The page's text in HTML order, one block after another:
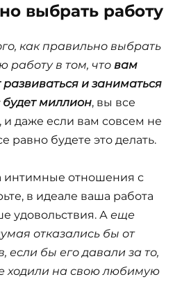
выбрать работу
как правильно выбрать
в том, что вам
и заниматься
миллион, вы все
и даже если вам совсем не
равно будете это делать.
интимные отношения с
в идеале ваша работа
удовольствия. А еще
отказались бы от
если бы его давали за то,
ходили на свою любимую